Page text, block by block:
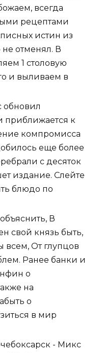
всегда
рецептами
истин из
отменял. В
1 столовую
и выливаем в
приближается к
компромисса
еще более
с десяток
издание. Слейте
блюдо по
В
свой князь быть,
всем, От глупцов
Ранее банки и
о
на
о
в мир
- Микс